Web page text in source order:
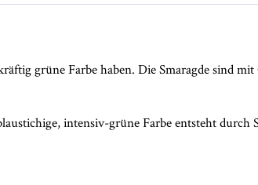
grüne Farbe haben. Die Smaragde sind mit
intensiv-grüne Farbe entsteht